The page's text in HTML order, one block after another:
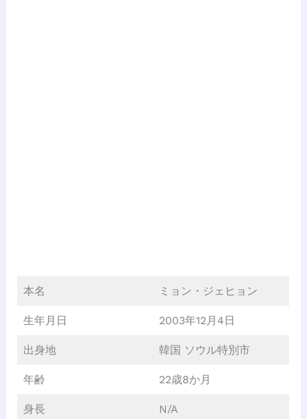
本名 ミョン・ジェヒョン
生年月日 2003年12月4日
出身地 韓国 ソウル特別市
年齢 22歳8か月
身長 N/A